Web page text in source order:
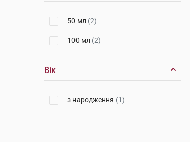
50 мл (2)
100 мл (2)
Вік
з народження (1)